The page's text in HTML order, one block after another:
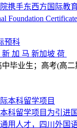
携手东西方国际教
Foundation
预科
新 加 马 新加坡 荷
中毕业生；高考(高
科留学项目为引进
用人才，四川外国